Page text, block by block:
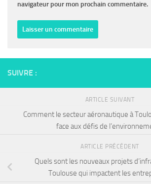
navigateur pour mon prochain commentaire.
SUIVRE :
ARTICLE SUIVANT
Comment le secteur aéronautique à
face aux défis de
ARTICLE PRÉCÉDENT
Quels sont les nouveaux projets
Toulouse qui impactent les